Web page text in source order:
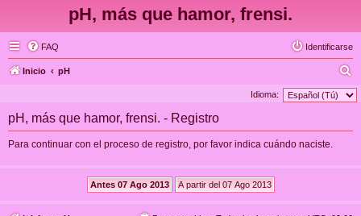
pH, más que hamor, frensi.
FAQ Identificarse
Inicio pH
u
Idioma:
pH, más que hamor, frensi. - Registro
Para continuar con el proceso de registro, por favor indica cuándo naciste.